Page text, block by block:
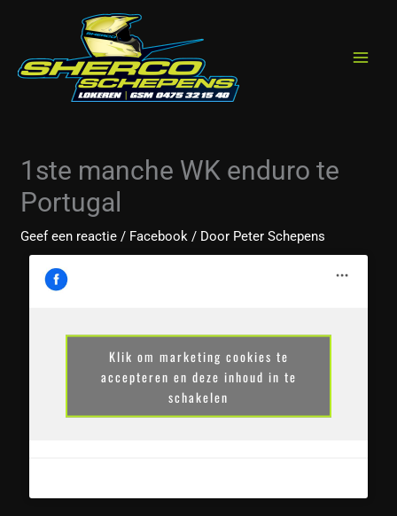
inhoud
1ste manche WK enduro te
Portugal
Geef een reactie / Facebook / Door Peter Schepens
Klik om marketing cookies te
accepteren en deze inhoud in te
schakelen